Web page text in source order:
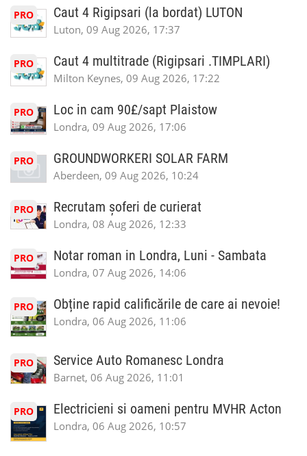
PRO Caut 4 Rigipsari (la bordat) LUTON
Luton, 09 Aug 2026, 17:37
PRO Caut 4 multitrade (Rigipsari .TIMPLARI)
Milton Keynes, 09 Aug 2026, 17:22
PRO Loc in cam 90£/sapt Plaistow
Londra, 09 Aug 2026, 17:06
PRO GROUNDWORKERI SOLAR FARM
Aberdeen, 09 Aug 2026, 10:24
PRO Recrutam șoferi de curierat
Londra, 08 Aug 2026, 12:33
PRO Notar roman in Londra, Luni - Sambata
Londra, 07 Aug 2026, 14:06
PRO Obține rapid calificările de care ai nevoie!
Londra, 06 Aug 2026, 11:06
PRO Service Auto Romanesc Londra
Barnet, 06 Aug 2026, 11:01
PRO Electricieni si oameni pentru MVHR Acton
Londra, 06 Aug 2026, 10:57